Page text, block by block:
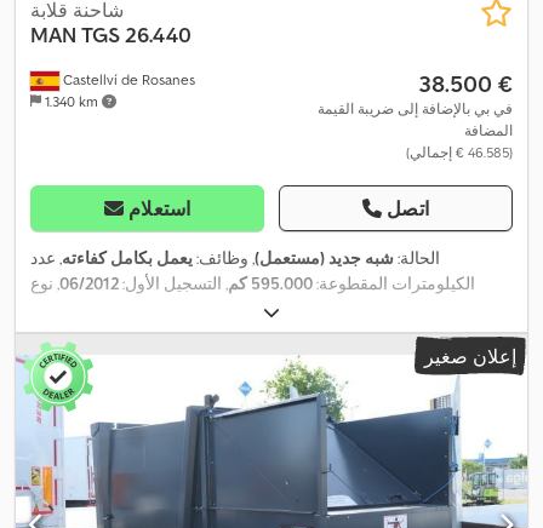
Castellví de Rosanes
1.340 km
شاحنة قلابة
MAN TGS 26.440
‏38.500 €
في بي بالإضافة إلى ضريبة القيمة
المضافة
(‏46.585 € إجمالي)
استعلام اتصل
الحالة: شبه جديد (مستعمل), وظائف:يعمل بكامل كفاءته, عدد
الكيلومترات المقطوعة:595.000 كم , التسجيل الأول:06/2012 , نوع
كجم, الوزن الإجمالي:26.000 كجم , حالة الإطارات:90 نسبة مئوية
, تكوين
المحور:
ديزل تلقائي, عدد
التروس:
, سنة الصنع:2012, معدات:
أدبلو, برنامج الثبات الإلكتروني
(ESP), بلوتوث, تكييف الهواء, رافعة خلفية, قفل التروس التفاضلية, نظام
التحكم في الجر, نظام الفرامل المانعة للانغلاق (ABS), وسادة هوائية,
وصلات المقطورة
إعلان صغير